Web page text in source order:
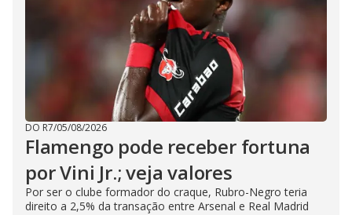
DO R7/05/08/2026
Flamengo pode receber fortuna
por Vini Jr.; veja valores
Por ser o clube formador do craque, Rubro-Negro teria
direito a 2,5% da transação entre Arsenal e Real Madrid